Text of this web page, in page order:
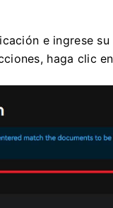
e ingrese
haga clic